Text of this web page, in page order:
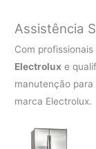
Assistência
Com
Electrolux e
manutenção
marca Electrolux.